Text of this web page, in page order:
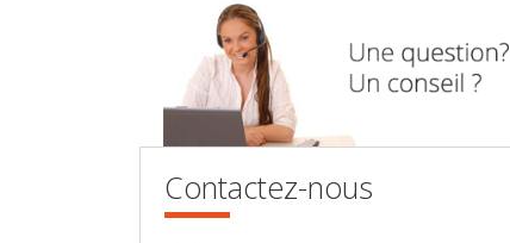
Contactez-nous